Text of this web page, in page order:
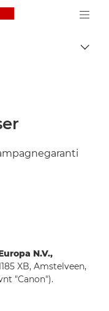
Canon Logo, back
Skift
N.V.,
XB, Amstelveen,
"Canon").